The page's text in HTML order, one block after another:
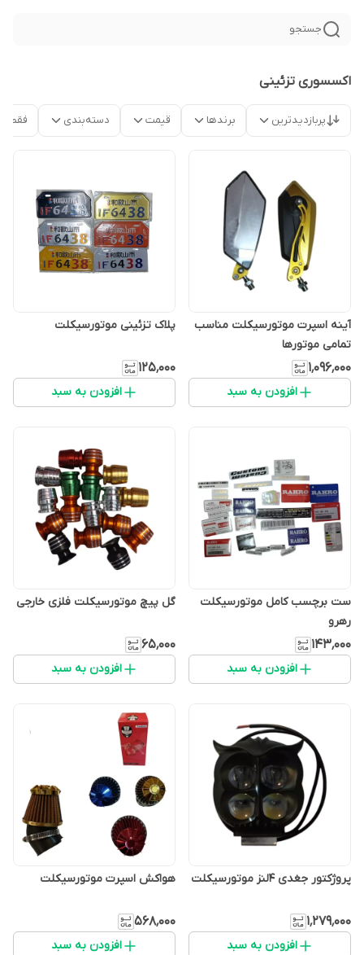
جستجو
اکسسوری تزئینی
پربازدیدترین برندها قیمت دسته‌بندی فقط
آینه اسپرت موتورسیکلت مناسب
تمامی موتورها
۱٬۰۹۶٬۰۰۰
افزودن به سبد
پلاک تزئینی موتورسیکلت
۱۲۵٬۰۰۰
افزودن به سبد
ست برچسب کامل موتورسیکلت
رهرو
۱۴۳٬۰۰۰
افزودن به سبد
گل پیچ موتورسیکلت فلزی خارجی
۶۵٬۰۰۰
افزودن به سبد
پروژکتور جغدی ۴لنز موتورسیکلت
۱٬۲۷۹٬۰۰۰
افزودن به سبد
هواکش اسپرت موتورسیکلت
۵۶۸٬۰۰۰
افزودن به سبد